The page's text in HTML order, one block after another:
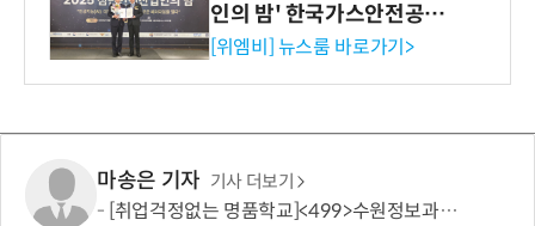
인의 밤' 한국가스안전공사
사장상 수상
[위엠비] 뉴스룸 바로가기>
마송은 기자 기사 더보기
[취업걱정없는 명품학교]<499>수원정보과학고등학교